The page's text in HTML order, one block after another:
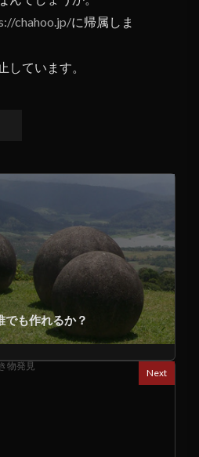
chahoo.jp/に帰属しま
しています。
でも作れるか？
Next